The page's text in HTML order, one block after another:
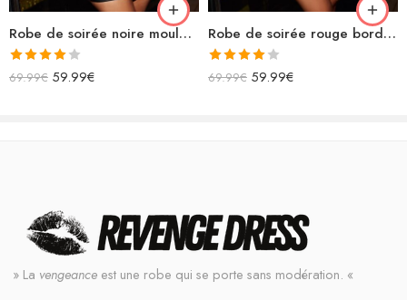
Robe de soirée noire moulante en satin grande taille
Note
4.00sur
69.99€ 59.99€
Robe de soirée rouge bordeaux en satin grande taille moulante
Note
4.00sur
69.99€ 59.99€
» La vengeance est une robe qui se porte sans modération. «